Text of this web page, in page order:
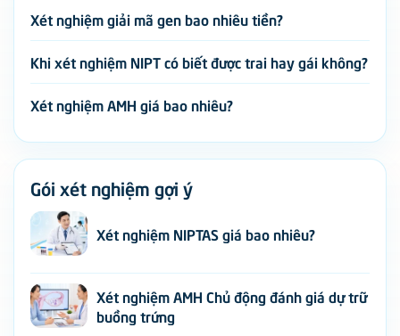
Xét nghiệm giải mã gen bao nhiêu tiền?
Khi xét nghiệm NIPT có biết được trai hay gái không?
Xét nghiệm AMH giá bao nhiêu?
Gói xét nghiệm gợi ý
Xét nghiệm NIPTAS giá bao nhiêu?
Xét nghiệm AMH Chủ động đánh giá dự trữ
buồng trứng